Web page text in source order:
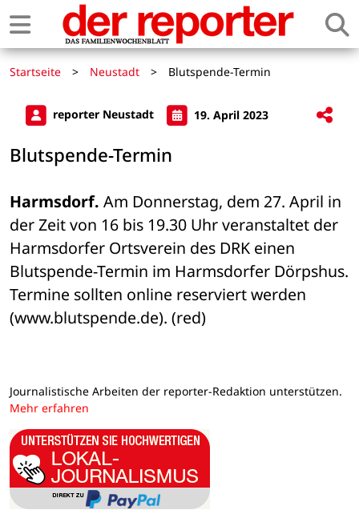
Startseite > Neustadt > Blutspende-Termin
reporter Neustadt 19. April 2023
Blutspende-Termin
Harmsdorf. Am Donnerstag, dem 27. April in
der Zeit von 16 bis 19.30 Uhr veranstaltet der
Harmsdorfer Ortsverein des DRK einen
Blutspende-Termin im Harmsdorfer Dörpshus.
Termine sollten online reserviert werden
(www.blutspende.de). (red)
Journalistische Arbeiten der reporter-Redaktion unterstützen.
Mehr erfahren